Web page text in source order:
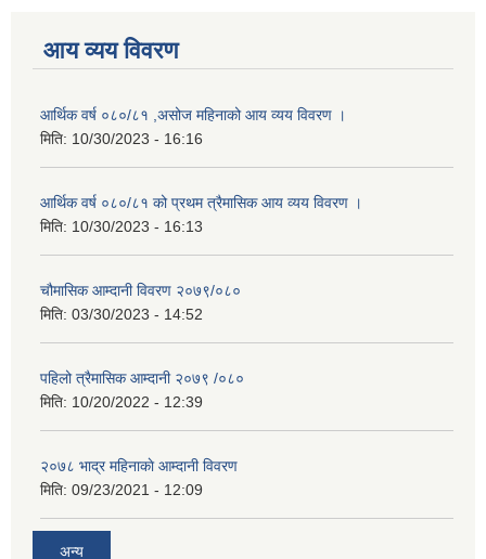
आय व्यय विवरण
आर्थिक वर्ष ०८०/८१ ,असोज महिनाको आय व्यय विवरण ।
मिति: 10/30/2023 - 16:16
आर्थिक वर्ष ०८०/८१ को प्रथम त्रैमासिक आय व्यय विवरण ।
मिति: 10/30/2023 - 16:13
चौमासिक आम्दानी विवरण २०७९/०८०
मिति: 03/30/2023 - 14:52
पहिलो त्रैमासिक आम्दानी २०७९ /०८०
मिति: 10/20/2022 - 12:39
२०७८ भाद्र महिनाकाे आम्दानी विवरण
मिति: 09/23/2021 - 12:09
अन्य